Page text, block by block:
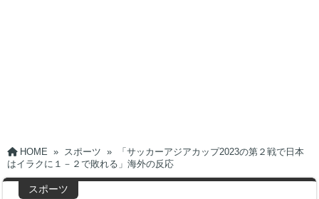
HOME » スポーツ »
「サッカーアジアカップ2023の第２戦で日本
はイラクに１－２で敗れる」海外の反応
スポーツ